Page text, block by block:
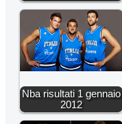
Nba risultati 1 gennaio
2012